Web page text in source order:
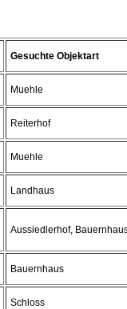
Gesuchte Objektart
Muehle
Reiterhof
Muehle
Landhaus
Aussiedlerhof,
Bauernhaus
Schloss